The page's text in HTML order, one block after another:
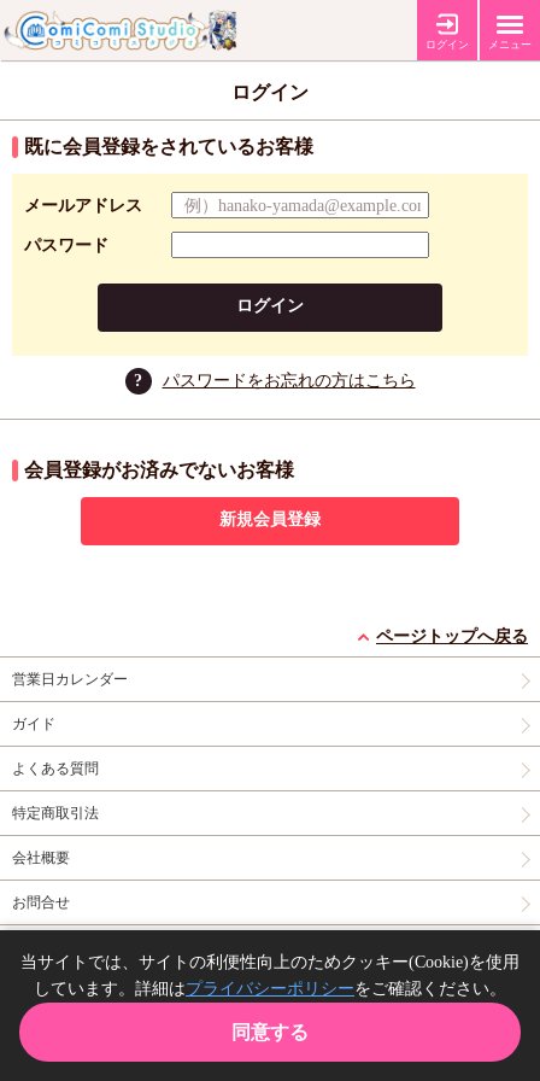
ログイン メニュー
ログイン
既に会員登録をされているお客様
メールアドレス
パスワード
ログイン
? パスワードをお忘れの方はこちら
会員登録がお済みでないお客様
新規会員登録
ページトップへ戻る
営業日カレンダー
ガイド
よくある質問
特定商取引法
会社概要
お問合せ
Copyright(C) comicomi studio. All right reserved.
当サイトでは、サイトの利便性向上のためクッキー(Cookie)を使用
しています。詳細はプライバシーポリシーをご確認ください。
同意する